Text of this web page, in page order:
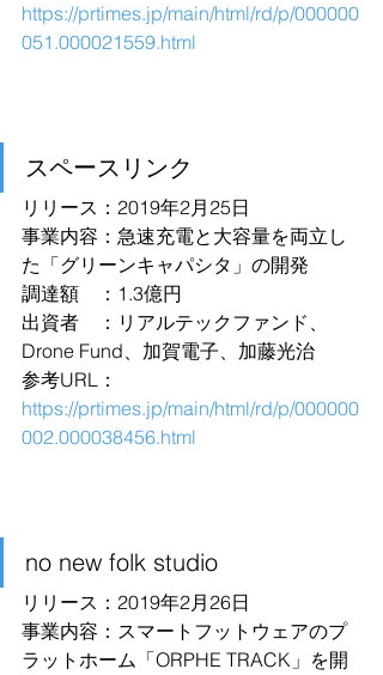
https://prtimes.jp/main/html/rd/p/000000
051.000021559.html
スペースリンク
リリース：2019年2月25日
事業内容：急速充電と大容量を両立し
た「グリーンキャパシタ」の開発
調達額　：1.3億円
出資者　：リアルテックファンド、
Drone Fund、加賀電子、加藤光治
参考URL：
https://prtimes.jp/main/html/rd/p/000000
002.000038456.html
no new folk studio
リリース：2019年2月26日
事業内容：スマートフットウェアのプ
ラットホーム「ORPHE TRACK」を開